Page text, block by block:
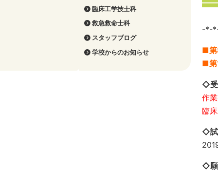
臨床工学技士科
救急救命士科
スタッフブログ
学校からのお知らせ
-*-
■第
■第
◇受
作
臨
◇試
◇願